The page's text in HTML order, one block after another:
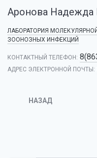
Аронова Надежда
ЛАБОРАТОРИЯ
ЗООНОЗНЫХ ИНФЕКЦИЙ
КОНТАКТНЫЙ ТЕЛЕФОН:
АДРЕС ЭЛЕКТРОННОЙ ПОЧТЫ:
НАЗАД